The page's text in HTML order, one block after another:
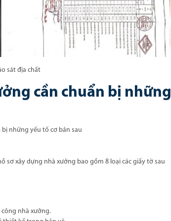
sát địa chất
cần chuẩn bị những
những yếu tố cơ bản sau
sơ xây dựng nhà xưởng bao gồm 8 loại các giấy tờ sau
nhà xưởng.